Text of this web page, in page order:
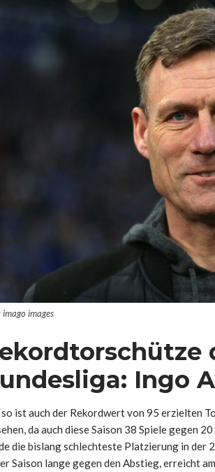
imago images
Ingo
so ist auch der Rekordwert von 95 erzielten
da auch diese Saison 38 Spiele gegen
die bislang schlechteste Platzierung in der
Saison lange gegen den Abstieg, erreicht